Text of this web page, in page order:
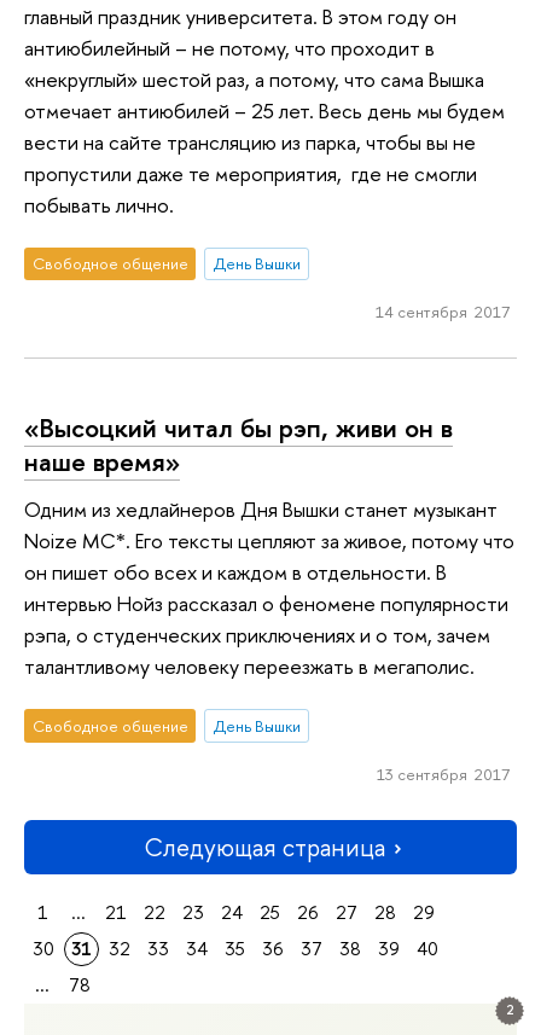
2
главный праздник университета. В этом году он
антиюбилейный – не потому, что проходит в
«некруглый» шестой раз, а потому, что сама Вышка
отмечает антиюбилей – 25 лет. Весь день мы будем
вести на сайте трансляцию из парка, чтобы вы не
пропустили даже те мероприятия, где не смогли
побывать лично.
Свободное общение День Вышки
14 сентября 2017
«Высоцкий читал бы рэп, живи он в
наше время»
Одним из хедлайнеров Дня Вышки станет музыкант
Noize MC*. Его тексты цепляют за живое, потому что
он пишет обо всех и каждом в отдельности. В
интервью Нойз рассказал о феномене популярности
рэпа, о студенческих приключениях и о том, зачем
талантливому человеку переезжать в мегаполис.
Свободное общение День Вышки
13 сентября 2017
Следующая страница
1 ... 21 22 23 24 25 26 27 28
29
30
31 32 33 34 35 36 37 38 39
40
...
78